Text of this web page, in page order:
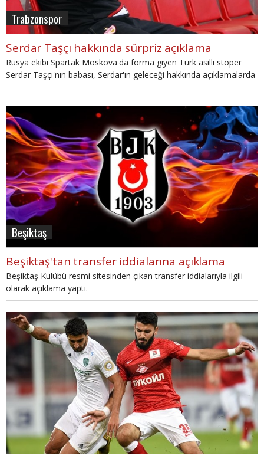
Trabzonspor
Serdar Taşçı hakkında sürpriz açıklama
Rusya ekibi Spartak Moskova'da forma giyen Türk asıllı stoper
Serdar Taşçı'nın babası, Serdar'ın geleceği hakkında açıklamalarda
bulundu.
Beşiktaş
Beşiktaş'tan transfer iddialarına açıklama
Beşiktaş Kulübü resmi sitesinden çıkan transfer iddialarıyla ilgili
olarak açıklama yaptı.